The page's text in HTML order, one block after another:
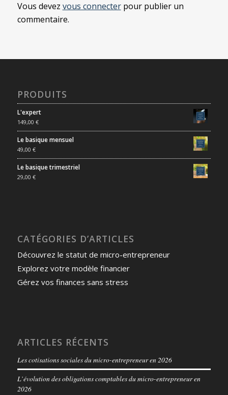
Vous devez vous connecterpour publier un
commentaire.
PRODUITS
L'expert
149,00 €
Le basique mensuel
49,00 €
Le basique trimestriel
29,00 €
CATÉGORIES D’ARTICLES
Découvrez le statut de micro-entrepreneur
Explorez votre modèle financier
Gérez vos finances sans stress
ARTICLES RÉCENTS
Les cotisations sociales du micro-entrepreneur en 2026
L’évolution des obligations comptables du micro-entrepreneur en
2026